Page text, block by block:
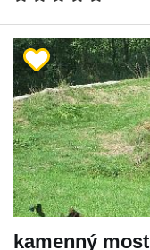
kamenný most